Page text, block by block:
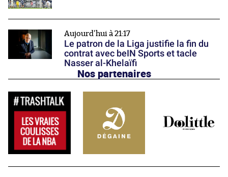
Aujourd'hui à 21:17
Le patron de la Liga justifie la fin du
contrat avec beIN Sports et tacle
Nasser al-Khelaïfi
Nos partenaires